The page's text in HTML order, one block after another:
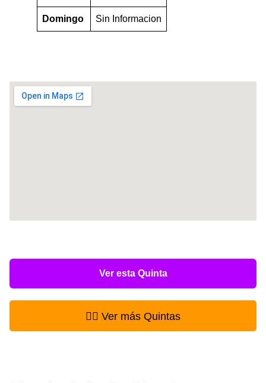
Domingo Sin Informacion
Ver esta Quinta
👉🏻 Ver más Quintas